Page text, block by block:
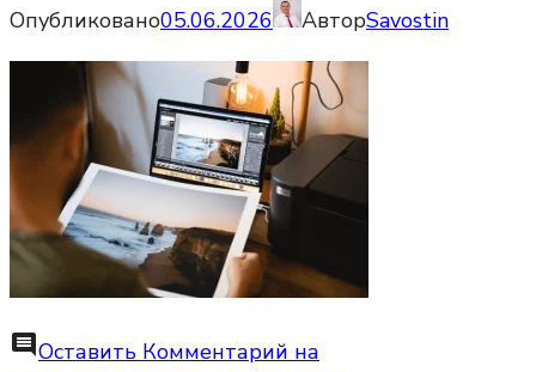
Опубликовано05.06.2026 АвторSavostin
commentОставить Комментарий на